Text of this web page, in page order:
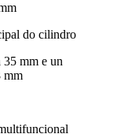
do cilindro
35 mm e un
mm